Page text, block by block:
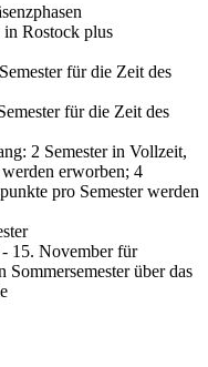
in Rostock plus
für die Zeit des
für die Zeit des
2 Semester in Vollzeit,
erworben; 4
pro Semester werden
15. November für
über das